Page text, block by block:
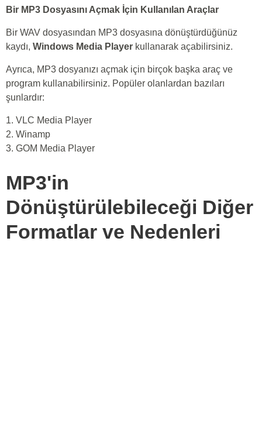
Bir MP3 Dosyasını Açmak İçin Kullanılan Araçlar
Bir WAV dosyasından MP3 dosyasına dönüştürdüğünüz
kaydı, Windows Media Player kullanarak açabilirsiniz.
Ayrıca, MP3 dosyanızı açmak için birçok başka araç ve
program kullanabilirsiniz. Popüler olanlardan bazıları
şunlardır:
1. VLC Media Player
2. Winamp
3. GOM Media Player
MP3'in
Dönüştürülebileceği Diğer
Formatlar ve Nedenleri